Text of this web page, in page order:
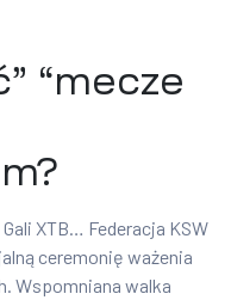
“mecze
XTB… Federacja KSW
ceremonię ważenia
Wspomniana walka